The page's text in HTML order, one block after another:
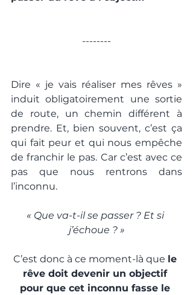
--------
Dire « je vais réaliser mes rêves »
induit obligatoirement une sortie
de route, un chemin différent à
prendre. Et, bien souvent, c’est ça
qui fait peur et qui nous empêche
de franchir le pas. Car c’est avec ce
pas que nous rentrons dans
l’inconnu.
« Que va-t-il se passer ? Et si
j’échoue ? »
C’est donc à ce moment-là que le
rêve doit devenir un objectif
pour que cet inconnu fasse le